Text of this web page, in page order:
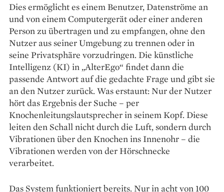
Dies ermöglicht es einem Benutzer, Datenströme an
und von einem Computergerät oder einer anderen
Person zu übertragen und zu empfangen, ohne den
Nutzer aus seiner Umgebung zu trennen oder in
seine Privatsphäre vorzudringen. Die künstliche
Intelligenz (KI) in „AlterEgo“ findet dann die
passende Antwort auf die gedachte Frage und gibt sie
an den Nutzer zurück. Was erstaunt: Nur der Nutzer
hört das Ergebnis der Suche – per
Knochenleitungslautsprecher in seinem Kopf. Diese
leiten den Schall nicht durch die Luft, sondern durch
Vibrationen über den Knochen ins Innenohr – die
Vibrationen werden von der Hörschnecke
verarbeitet.
Das System funktioniert bereits. Nur in acht von 100